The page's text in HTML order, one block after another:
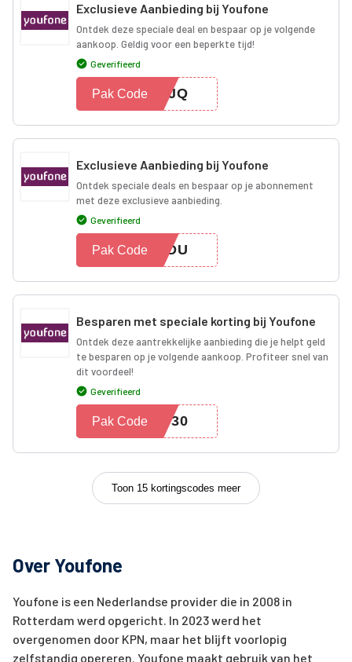
Exclusieve Aanbieding bij Youfone
Ontdek deze speciale deal en bespaar op je volgende
aankoop. Geldig voor een beperkte tijd!
Geverifieerd
ZNJQ
Pak Code
Exclusieve Aanbieding bij Youfone
Ontdek speciale deals en bespaar op je abonnement
met deze exclusieve aanbieding.
Geverifieerd
2ODU
Pak Code
Besparen met speciale korting bij Youfone
Ontdek deze aantrekkelijke aanbieding die je helpt geld
te besparen op je volgende aankoop. Profiteer snel van
dit voordeel!
Geverifieerd
Y30
Pak Code
Toon 15 kortingscodes meer
Over Youfone
Youfone is een Nederlandse provider die in 2008 in
Rotterdam werd opgericht. In 2023 werd het
overgenomen door KPN, maar het blijft voorlopig
zelfstandig opereren. Youfone maakt gebruik van het